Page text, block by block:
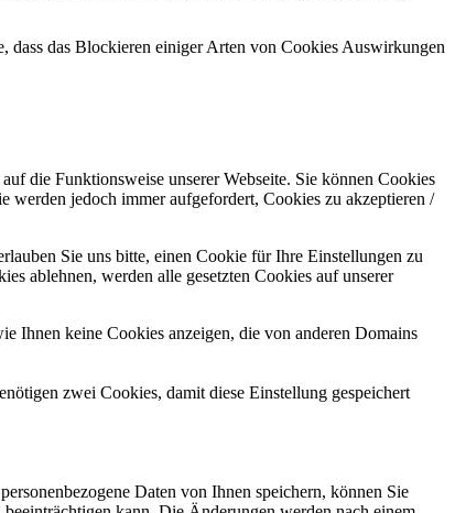
dass das Blockieren einiger Arten von Cookies Auswirkungen
die Funktionsweise unserer Webseite. Sie können Cookies
werden jedoch immer aufgefordert, Cookies zu akzeptieren /
Sie uns bitte, einen Cookie für Ihre Einstellungen zu
ablehnen, werden alle gesetzten Cookies auf unserer
Ihnen keine Cookies anzeigen, die von anderen Domains
zwei Cookies, damit diese Einstellung gespeichert
Daten von Ihnen speichern, können Sie